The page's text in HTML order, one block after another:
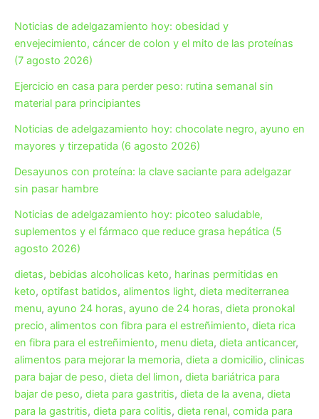
Noticias de adelgazamiento hoy: obesidad y
envejecimiento, cáncer de colon y el mito de las proteínas
(7 agosto 2026)
Ejercicio en casa para perder peso: rutina semanal sin
material para principiantes
Noticias de adelgazamiento hoy: chocolate negro, ayuno en
mayores y tirzepatida (6 agosto 2026)
Desayunos con proteína: la clave saciante para adelgazar
sin pasar hambre
Noticias de adelgazamiento hoy: picoteo saludable,
suplementos y el fármaco que reduce grasa hepática (5
agosto 2026)
dietas, bebidas alcoholicas keto, harinas permitidas en
keto, optifast batidos, alimentos light, dieta mediterranea
menu, ayuno 24 horas, ayuno de 24 horas, dieta pronokal
precio, alimentos con fibra para el estreñimiento, dieta rica
en fibra para el estreñimiento, menu dieta, dieta anticancer,
alimentos para mejorar la memoria, dieta a domicilio, clinicas
para bajar de peso, dieta del limon, dieta bariátrica para
bajar de peso, dieta para gastritis, dieta de la avena, dieta
para la gastritis, dieta para colitis, dieta renal, comida para